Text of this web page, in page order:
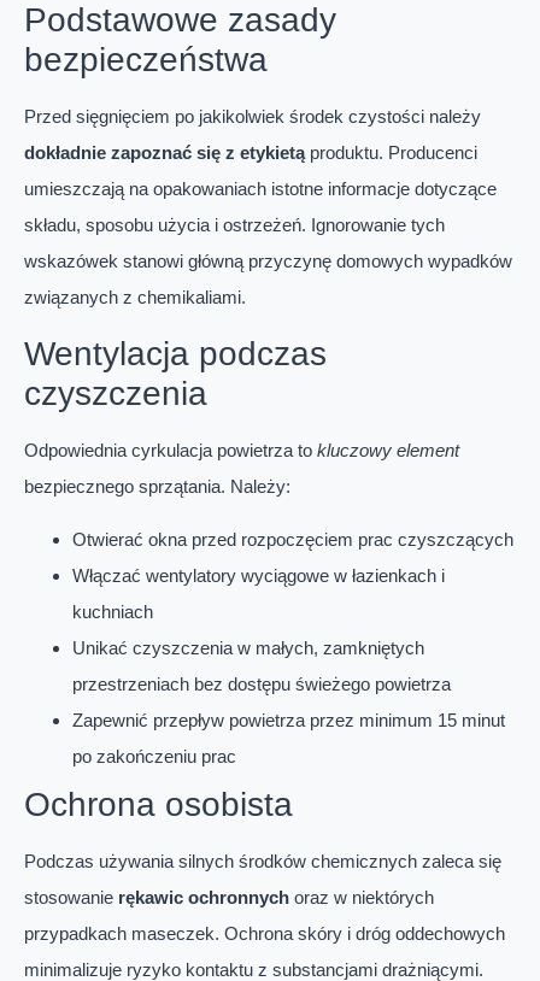
Podstawowe zasady
bezpieczeństwa
Przed sięgnięciem po jakikolwiek środek czystości należy
dokładnie zapoznać się z etykietąproduktu. Producenci
umieszczają na opakowaniach istotne informacje dotyczące
składu, sposobu użycia i ostrzeżeń. Ignorowanie tych
wskazówek stanowi główną przyczynę domowych wypadków
związanych z chemikaliami.
Wentylacja podczas
czyszczenia
Odpowiednia cyrkulacja powietrza to kluczowy element
bezpiecznego sprzątania. Należy:
Otwierać okna przed rozpoczęciem prac czyszczących
Włączać wentylatory wyciągowe w łazienkach i
kuchniach
Unikać czyszczenia w małych, zamkniętych
przestrzeniach bez dostępu świeżego powietrza
Zapewnić przepływ powietrza przez minimum 15 minut
po zakończeniu prac
Ochrona osobista
Podczas używania silnych środków chemicznych zaleca się
stosowanie rękawic ochronnych oraz w niektórych
przypadkach maseczek. Ochrona skóry i dróg oddechowych
minimalizuje ryzyko kontaktu z substancjami drażniącymi.